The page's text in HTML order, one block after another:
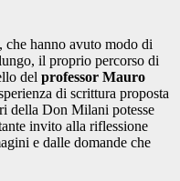
hanno avuto modo di
il proprio percorso di
del professor Mauro
di scrittura proposta
della Don Milani potesse
invito alla riflessione
e dalle domande che